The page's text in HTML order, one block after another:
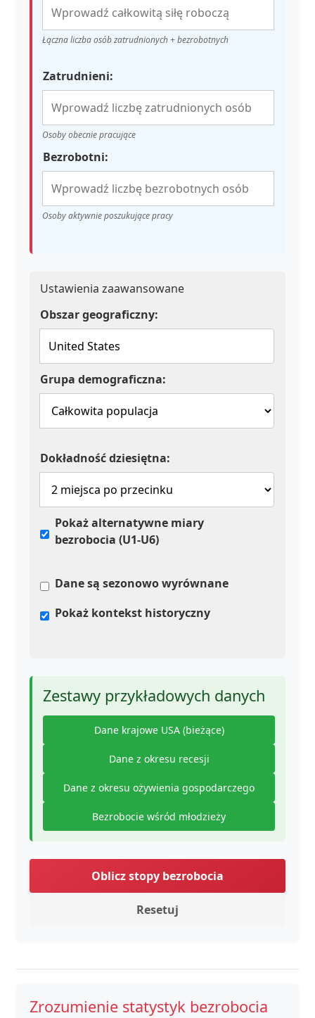
Łączna liczba osób zatrudnionych + bezrobotnych
Zatrudnieni:
Osoby obecnie pracujące
Bezrobotni:
Osoby aktywnie poszukujące pracy
Ustawienia zaawansowane
Obszar geograficzny:
Grupa demograficzna:
Dokładność dziesiętna:
Pokaż alternatywne miary
bezrobocia (U1-U6)
Dane są sezonowo wyrównane
Pokaż kontekst historyczny
Zestawy przykładowych danych
Dane krajowe USA (bieżące)
Dane z okresu recesji
Dane z okresu ożywienia gospodarczego
Bezrobocie wśród młodzieży
Oblicz stopy bezrobocia
Resetuj
Zrozumienie statystyk bezrobocia